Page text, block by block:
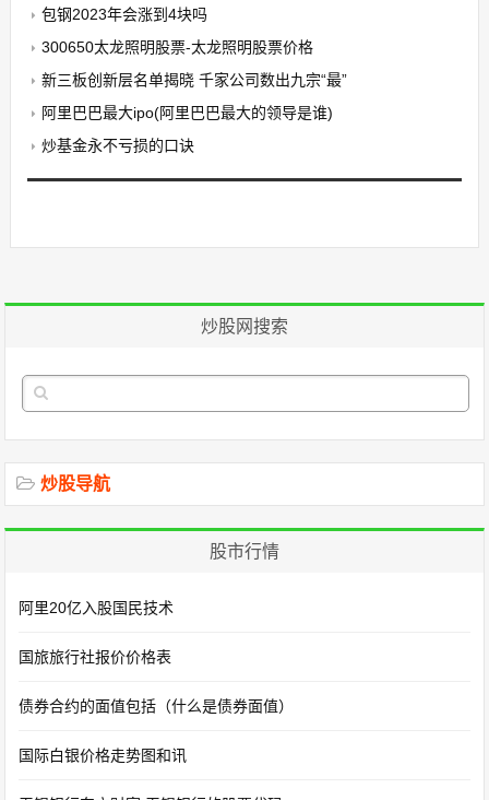
包钢2023年会涨到4块吗
300650太龙照明股票-太龙照明股票价格
新三板创新层名单揭晓 千家公司数出九宗“最”
阿里巴巴最大ipo(阿里巴巴最大的领导是谁)
炒基金永不亏损的口诀
炒股网搜索
炒股导航
股市行情
阿里20亿入股国民技术
国旅旅行社报价价格表
债券合约的面值包括（什么是债券面值）
国际白银价格走势图和讯